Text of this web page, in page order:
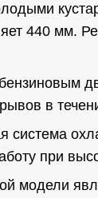
440 мм.
в
система
при
модели